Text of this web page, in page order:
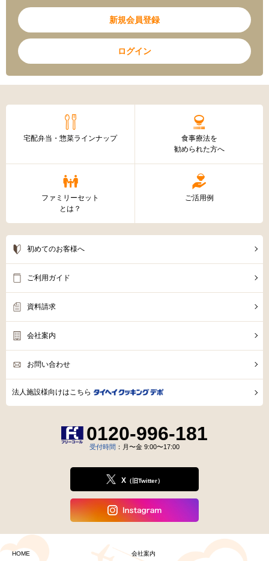
新規会員登録
ログイン
宅配弁当・惣菜ラインナップ
食事療法を
勧められた方へ
ファミリーセット
とは？
ご活用例
初めてのお客様へ
ご利用ガイド
資料請求
会社案内
お問い合わせ
法人施設様向けはこちら
0120-996-181
受付時間 ：月〜金 9:00〜17:00
X（旧Twitter）
HOME 会社案内